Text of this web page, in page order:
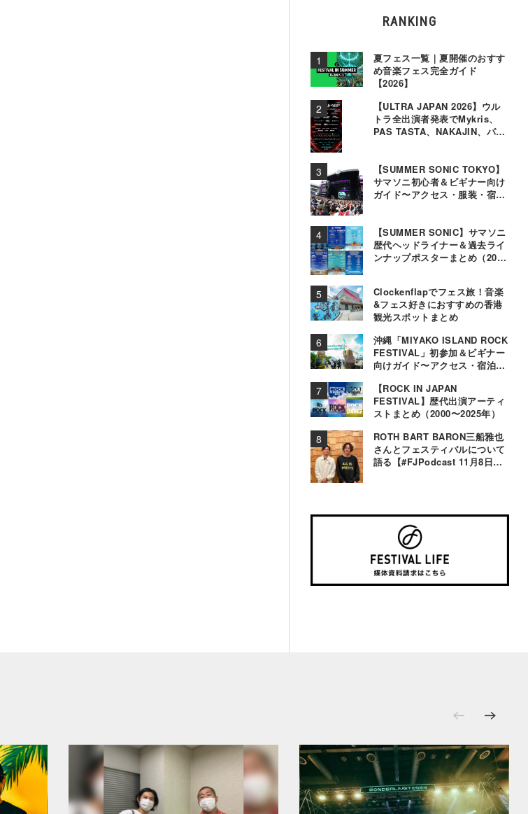
RANKING
夏フェス一覧｜夏開催のおすす
め音楽フェス完全ガイド
【2026】
【ULTRA JAPAN 2026】ウル
トラ全出演者発表でMykris、
PAS TASTA、NAKAJIN、パソ
【SUMMER SONIC TOKYO】
サマソニ初心者＆ビギナー向け
ガイド〜アクセス・服装・宿泊
【SUMMER SONIC】サマソニ
歴代ヘッドライナー＆過去ライ
ンナップポスターまとめ（2000
Clockenflapでフェス旅！音楽
&フェス好きにおすすめの香港
観光スポットまとめ
沖縄「MIYAKO ISLAND ROCK
FESTIVAL」初参加＆ビギナー
向けガイド〜アクセス・宿泊・
【ROCK IN JAPAN
FESTIVAL】歴代出演アーティ
ストまとめ（2000〜2025年）
ROTH BART BARON三船雅也
さんとフェスティバルについて
語る【#FJPodcast 11月8日配